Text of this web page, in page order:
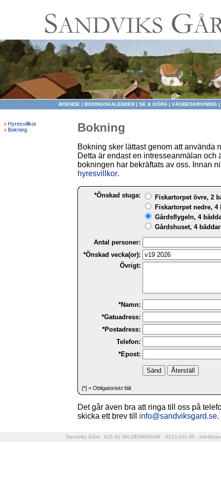
BOENDE | BOKINGSKALENDER | SE & GÖRA | VÄGBESKRIVNING |
Hyresvillkor
Bokning
Bokning
Bokning sker lättast genom att använda
Detta är endast en intresseanmälan och
bokningen har bekräftats av oss. Innan
hyresvillkor.
*Önskad stuga:
Fiskartorpet övre, 2
Fiskartorpet nedre, 4
Gårdsflygeln, 4
Gårdshuset, 4
Antal personer:
*Önskad vecka(or):
Övrigt:
*Namn:
*Gatuadress:
*Postadress:
Telefon:
*Epost:
[*] = Obligatoriskt fält
Det går även bra att ringa till oss på
skicka ett brev till info@sandviksgard.se.
Sandviks Gård . 615 91 VALDEMARSVIK . 0123-101 00 .